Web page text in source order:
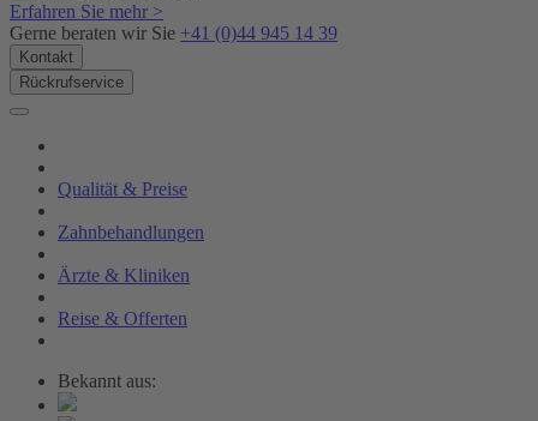
Erfahren Sie mehr >
Gerne beraten wir Sie +41 (0)44 945 14 39
Kontakt
Rückrufservice
Qualität & Preise
Zahnbehandlungen
Ärzte & Kliniken
Reise & Offerten
Bekannt aus: